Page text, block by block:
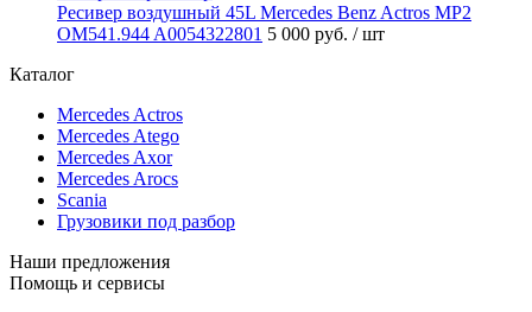
Ресивер воздушный 45L Mercedes Benz Actros MP2
OM541.944 A0054322801 5 000 руб. / шт
Каталог
Mercedes Actros
Mercedes Atego
Mercedes Axor
Mercedes Arocs
Scania
Грузовики под разбор
Наши предложения
Помощь и сервисы